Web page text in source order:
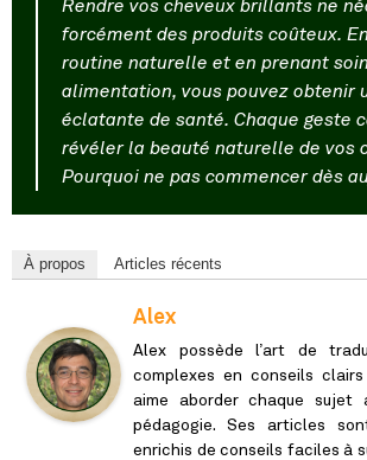
Rendre vos cheveux brillants ne
forcément des produits coûteux.
routine naturelle et en prenant
alimentation, vous pouvez obtenir
éclatante de santé. Chaque geste
révéler la beauté naturelle de vos
Pourquoi ne pas commencer dès
À propos Articles récents
Alex
Alex possède l’art de
complexes en conseils
aime aborder chaque sujet
pédagogie. Ses articles
enrichis de conseils faciles à